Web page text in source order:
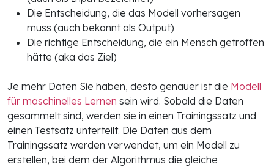
Die Entscheidung, die das Modell vorhersagen
muss (auch bekannt als Output)
Die richtige Entscheidung, die ein Mensch getroffen
hätte (aka das Ziel)
Je mehr Daten Sie haben, desto genauer ist die Modell
für maschinelles Lernen sein wird. Sobald die Daten
gesammelt sind, werden sie in einen Trainingssatz und
einen Testsatz unterteilt. Die Daten aus dem
Trainingssatz werden verwendet, um ein Modell zu
erstellen, bei dem der Algorithmus die gleiche